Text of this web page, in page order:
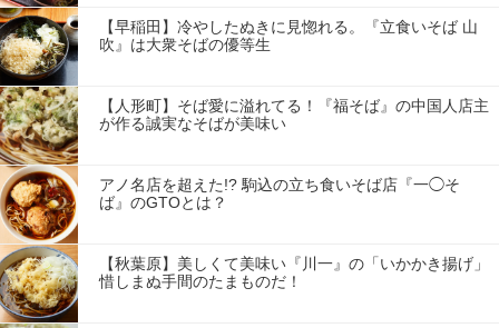
【早稲田】冷やしたぬきに見惚れる。『立食いそば 山
吹』は大衆そばの優等生
【人形町】そば愛に溢れてる！『福そば』の中国人店主
が作る誠実なそばが美味い
アノ名店を超えた!? 駒込の立ち食いそば店『一◯そ
ば』のGTOとは？
【秋葉原】美しくて美味い『川一』の「いかかき揚げ」
惜しまぬ手間のたまものだ！